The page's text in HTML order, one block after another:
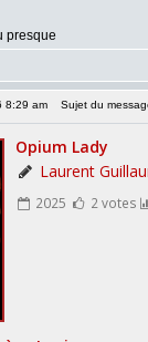
presque
8:29 am Sujet du